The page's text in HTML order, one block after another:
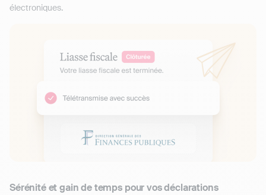
électroniques.
Sérénité et gain de temps pour vos déclarations